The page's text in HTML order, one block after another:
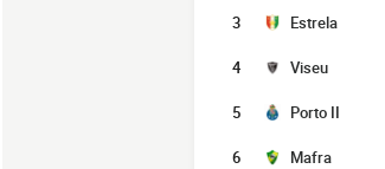
3 Estrela
4 Viseu
5 Porto II
6 Mafra